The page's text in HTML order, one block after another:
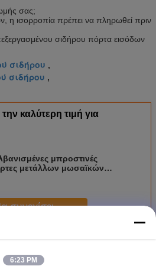
σας;
η ισορροπία πρέπει να πληρωθεί πριν
σιδήρου πόρτα εισόδων
σιδήρου ,
σιδήρου ,
καλύτερη τιμή για
μπροστινές
μετάλλων μωσαϊκών
συνεχίσει
σιδήρου
6:23 PM